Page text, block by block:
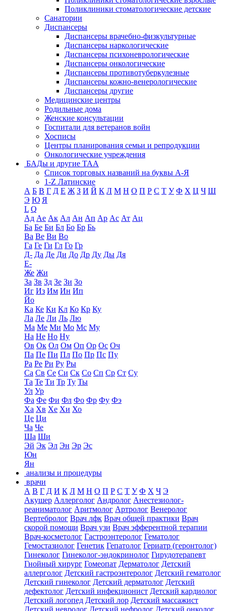
Поликлиники стоматологические детские
Санатории
Диспансеры
Диспансеры врачебно-физкультурные
Диспансеры наркологические
Диспансеры психоневрологические
Диспансеры онкологические
Диспансеры противотуберкулезные
Диспансеры кожно-венерологические
Диспансеры другие
Медицинские центры
Родильные дома
Женские консультации
Госпитали для ветеранов войн
Хосписы
Центры планирования семьи и репродукции
Онкологические учреждения
БАДы и другие ТАА
Список торговых названий на буквы А-Я
1-Z Латинские
А Б В Г Д Е Ж З И Й К Л М Н О П Р С Т У Ф Х Ц Ч Ш
Э Ю Я
L Q
Ад Ае Ак Ал Ан Ап Ар Ас Ат Ац
Ба Бе Би Бл Бо Бр Бь
Ва Ве Ви Во
Га Ге Ги Гл Го Гр
Д- Да Де Ди До Др Ду Ды Дя
Е-
Же Жи
За Зв Зд Зе Зи Зо
Иг Из Им Ин Ип
Йо
Ка Ке Ки Кл Ко Кр Ку
Ла Ле Ли Ль Лю
Ма Ме Ми Мо Мс Му
На Не Но Ну
Ов Ок Ол Ом Оп Ор Ос Оч
Па Пе Пи Пл По Пр Пс Пу
Ра Ре Ри Ру Ры
Са Св Се Си Ск Со Сп Ср Ст Су
Та Те Ти Тр Ту Ты
Ул Ур
Фа Фе Фи Фл Фо Фр Фу Фэ
Ха Хв Хе Хи Хо
Це Ци
Ча Че
Ша Ши
Эй Эк Эл Эн Эр Эс
Юн
Ян
анализы и процедуры
врачи
А В Г Д И К Л М Н О П Р С Т У Ф Х Ч Э
Акушер Аллерголог Андролог Анестезиолог-
реаниматолог Аритмолог Артролог Венеролог
Вертебролог Врач лфк Врач общей практики Врач
скорой помощи Врач узи Врач эфферентной терапии
Врач-косметолог Гастроэнтеролог Гематолог
Гемостазиолог Генетик Гепатолог Гериатр (геронтолог)
Гинеколог Гинеколог-эндокринолог Гирудотерапевт
Гнойный хирург Гомеопат Дерматолог Детский
аллерголог Детский гастроэнтеролог Детский гематолог
Детский гинеколог Детский дерматолог Детский
дефектолог Детский инфекционист Детский кардиолог
Детский логопед Детский лор Детский массажист
Детский невролог Детский нефролог Детский онколог